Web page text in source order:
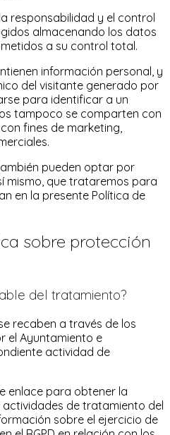
responsabilidad y el control
almacenando los datos
a su control total.
información personal, y
del visitante generado por
para identificar a un
tampoco se comparten con
fines de marketing,
pueden optar por
mismo, que trataremos para
en la presente Política de
sobre protección
del tratamiento?
recaben a través de los
el Ayuntamiento e
actividad de
enlace para obtener la
de tratamiento del
sobre el ejercicio de